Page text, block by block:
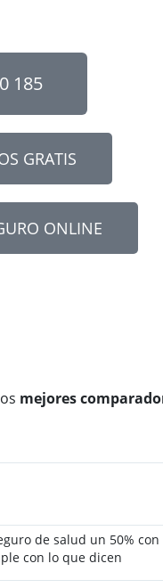
185
GRATIS
ONLINE
mejores
de salud un 50% con
con lo que dicen